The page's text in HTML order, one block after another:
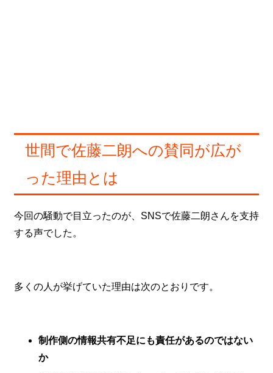
世間で佐藤二朗への賛同が広が
った理由とは
今回の騒動で目立ったのが、SNSで佐藤二朗さんを支持
する声でした。
多くの人が挙げていた理由は次のとおりです。
制作側の情報共有不足にも責任があるのではない
か